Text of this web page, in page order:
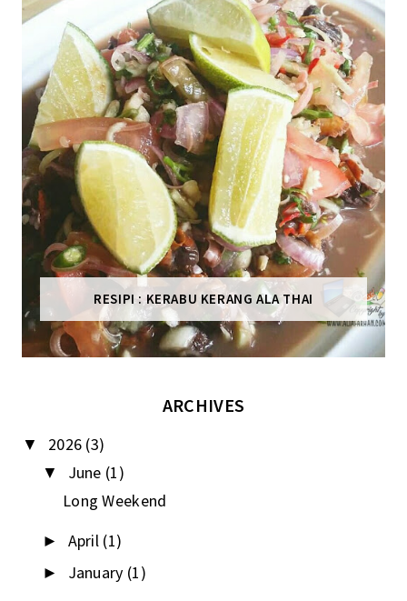
RESIPI : KERABU KERANG ALA THAI
ARCHIVES
▼ 2026 (3)
▼ June (1)
Long Weekend
► April (1)
► January (1)